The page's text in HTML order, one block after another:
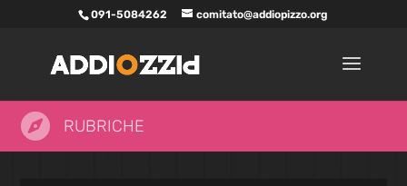
091-5084262 comitato@addiopizzo.org
 RUBRICHE